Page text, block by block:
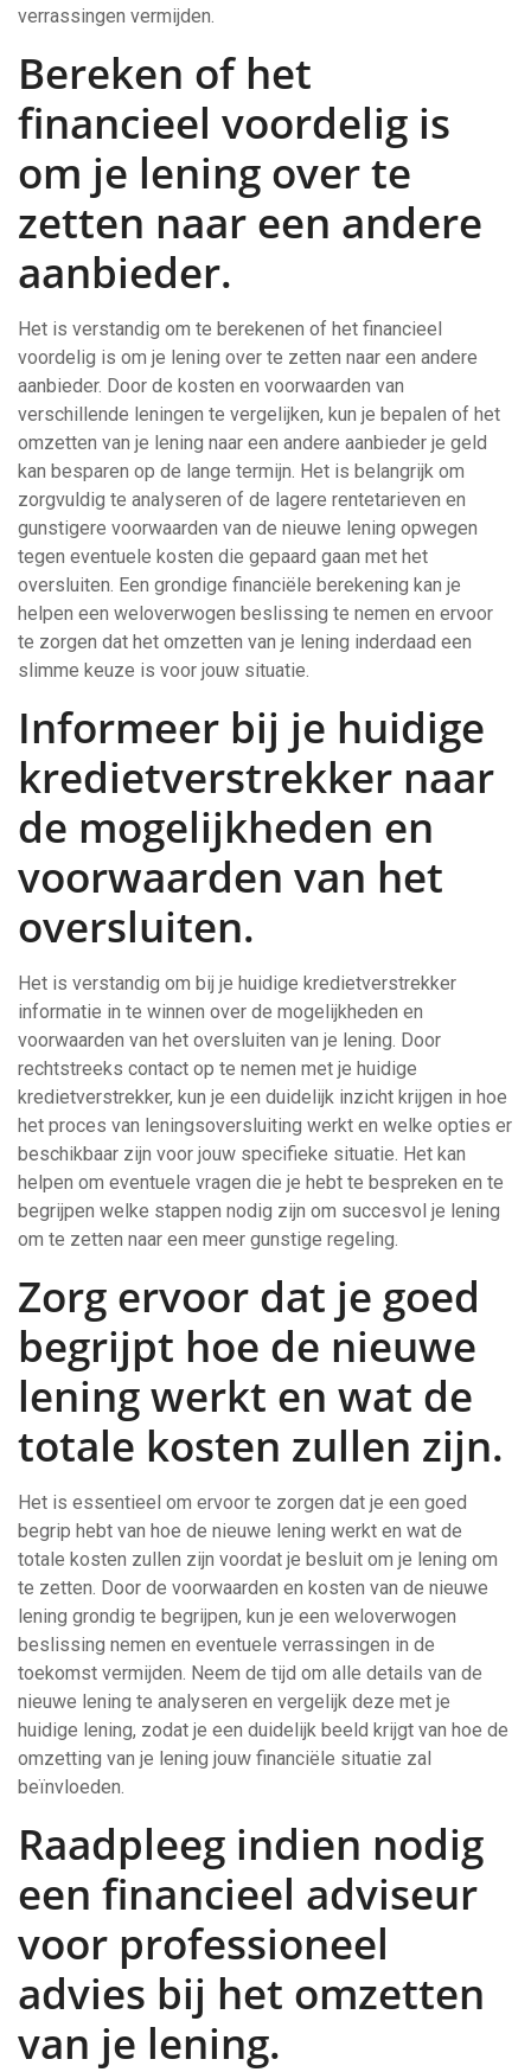
verrassingen vermijden.
Bereken of het
financieel voordelig is
om je lening over te
zetten naar een andere
aanbieder.
Het is verstandig om te berekenen of het financieel
voordelig is om je lening over te zetten naar een andere
aanbieder. Door de kosten en voorwaarden van
verschillende leningen te vergelijken, kun je bepalen of het
omzetten van je lening naar een andere aanbieder je geld
kan besparen op de lange termijn. Het is belangrijk om
zorgvuldig te analyseren of de lagere rentetarieven en
gunstigere voorwaarden van de nieuwe lening opwegen
tegen eventuele kosten die gepaard gaan met het
oversluiten. Een grondige financiële berekening kan je
helpen een weloverwogen beslissing te nemen en ervoor
te zorgen dat het omzetten van je lening inderdaad een
slimme keuze is voor jouw situatie.
Informeer bij je huidige
kredietverstrekker naar
de mogelijkheden en
voorwaarden van het
oversluiten.
Het is verstandig om bij je huidige kredietverstrekker
informatie in te winnen over de mogelijkheden en
voorwaarden van het oversluiten van je lening. Door
rechtstreeks contact op te nemen met je huidige
kredietverstrekker, kun je een duidelijk inzicht krijgen in hoe
het proces van leningsoversluiting werkt en welke opties er
beschikbaar zijn voor jouw specifieke situatie. Het kan
helpen om eventuele vragen die je hebt te bespreken en te
begrijpen welke stappen nodig zijn om succesvol je lening
om te zetten naar een meer gunstige regeling.
Zorg ervoor dat je goed
begrijpt hoe de nieuwe
lening werkt en wat de
totale kosten zullen zijn.
Het is essentieel om ervoor te zorgen dat je een goed
begrip hebt van hoe de nieuwe lening werkt en wat de
totale kosten zullen zijn voordat je besluit om je lening om
te zetten. Door de voorwaarden en kosten van de nieuwe
lening grondig te begrijpen, kun je een weloverwogen
beslissing nemen en eventuele verrassingen in de
toekomst vermijden. Neem de tijd om alle details van de
nieuwe lening te analyseren en vergelijk deze met je
huidige lening, zodat je een duidelijk beeld krijgt van hoe de
omzetting van je lening jouw financiële situatie zal
beïnvloeden.
Raadpleeg indien nodig
een financieel adviseur
voor professioneel
advies bij het omzetten
van je lening.